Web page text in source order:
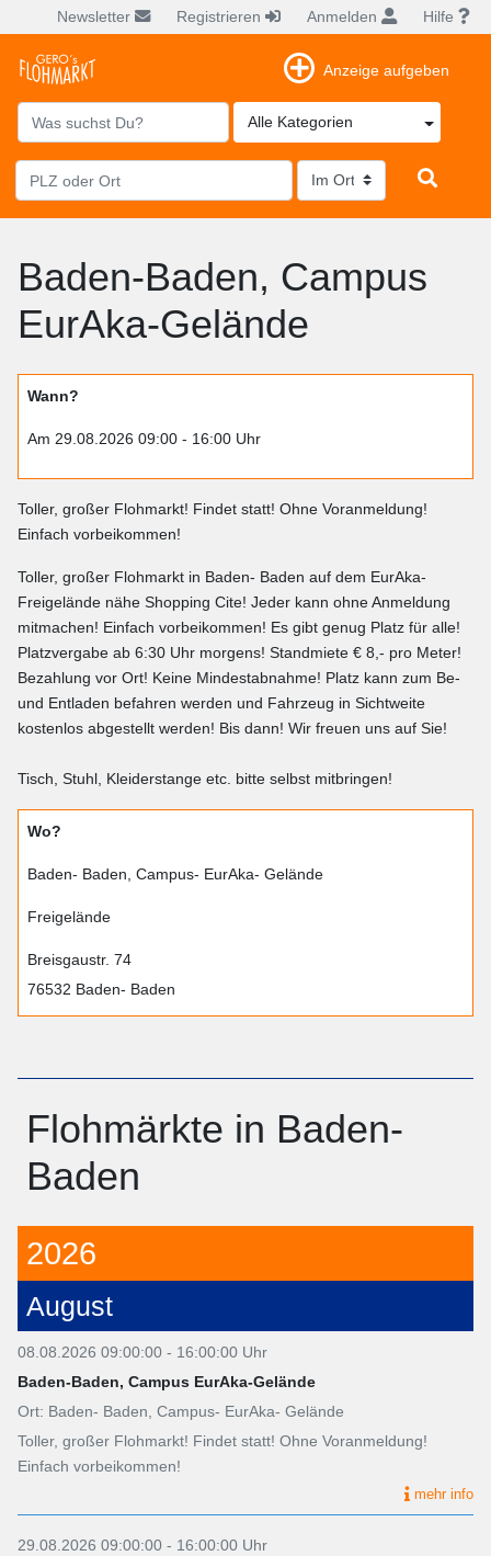
Newsletter Registrieren Anmelden Hilfe
Anzeige aufgeben
Alle Kategorien
Baden-Baden, Campus
EurAka-Gelände
Wann?
Am 29.08.2026 09:00 - 16:00 Uhr
Toller, großer Flohmarkt! Findet statt! Ohne Voranmeldung!
Einfach vorbeikommen!
Toller, großer Flohmarkt in Baden- Baden auf dem EurAka-
Freigelände nähe Shopping Cite! Jeder kann ohne Anmeldung
mitmachen! Einfach vorbeikommen! Es gibt genug Platz für alle!
Platzvergabe ab 6:30 Uhr morgens! Standmiete € 8,- pro Meter!
Bezahlung vor Ort! Keine Mindestabnahme! Platz kann zum Be-
und Entladen befahren werden und Fahrzeug in Sichtweite
kostenlos abgestellt werden! Bis dann! Wir freuen uns auf Sie!
Tisch, Stuhl, Kleiderstange etc. bitte selbst mitbringen!
Wo?
Baden- Baden, Campus- EurAka- Gelände
Freigelände
Breisgaustr. 74
76532 Baden- Baden
Flohmärkte in Baden-
Baden
2026
August
08.08.2026 09:00:00 - 16:00:00 Uhr
Baden-Baden, Campus EurAka-Gelände
Ort: Baden- Baden, Campus- EurAka- Gelände
Toller, großer Flohmarkt! Findet statt! Ohne Voranmeldung!
Einfach vorbeikommen!
mehr info
29.08.2026 09:00:00 - 16:00:00 Uhr